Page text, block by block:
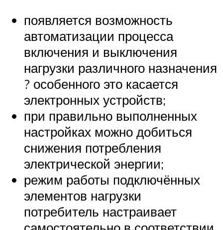
появляется возможность
автоматизации процесса
включения и выключения
нагрузки различного назначения
? особенного это касается
электронных устройств;
при правильно выполненных
настройках можно добиться
снижения потребления
электрической энергии;
режим работы подключённых
элементов нагрузки
потребитель настраивает